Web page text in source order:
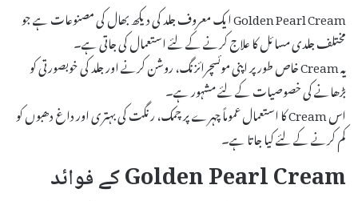
Golden Pearl Cream ایک معروف جلد کی دیکھ بھال کی مصنوعات ہے جو
مختلف جلدی مسائل کا علاج کرنے کے لئے استعمال کی جاتی ہے۔
یہ Cream خاص طور پر اپنی موئسچرائزنگ، روشن کرنے اور جلد کی خوبصورتی کو
بڑھانے کی خصوصیات کے لئے مشہور ہے۔
اس Cream کا استعمال عموماً چہرے پر چمک، رنگت کی بہتری اور داغ دھبوں کو
کم کرنے کے لئے کیا جاتا ہے۔
Golden Pearl Cream کے فوائد